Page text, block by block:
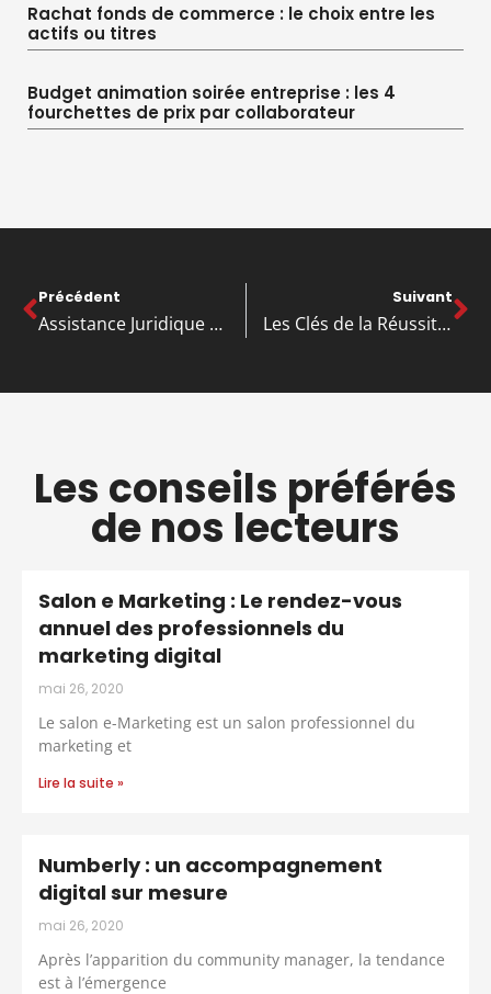
Rachat fonds de commerce : le choix entre les
actifs ou titres
Budget animation soirée entreprise : les 4
fourchettes de prix par collaborateur
Précédent
Assistance Juridique pour Entreprises : Guide Complet pour une Protection Optimale
Suivant
Les Clés de la Réussite pour Gérer une PME Efficacement
Les conseils préférés
de nos lecteurs
Salon e Marketing : Le rendez-vous
annuel des professionnels du
marketing digital
mai 26, 2020
Le salon e-Marketing est un salon professionnel du
marketing et
Lire la suite »
Numberly : un accompagnement
digital sur mesure
mai 26, 2020
Après l’apparition du community manager, la tendance
est à l’émergence